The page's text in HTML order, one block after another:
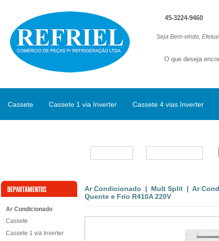
Seja Bem-vindo,
45-3224-9460
Cassete Cassete 1 via Inverter Cassete 4 vias Inverter
Ar Condicionado
Cassete
Cassete 1 via Inverter
Ar Condicionado | Mult Split | Ar
Quente e Frio R410A 220V